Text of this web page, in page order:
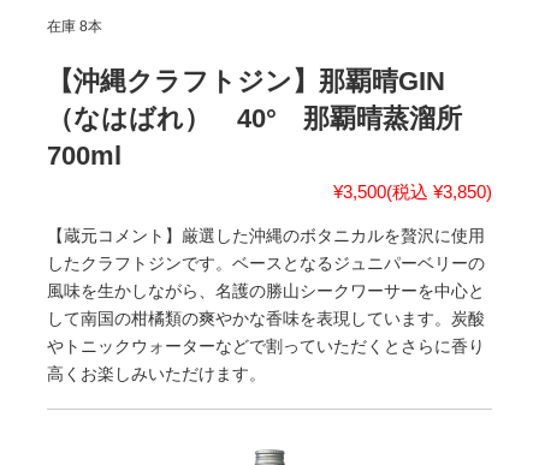
在庫 8本
【沖縄クラフトジン】那覇晴GIN
（なはばれ） 40° 那覇晴蒸溜所
700ml
¥3,500(税込 ¥3,850)
【蔵元コメント】厳選した沖縄のボタニカルを贅沢に使用
したクラフトジンです。ベースとなるジュニパーベリーの
風味を生かしながら、名護の勝山シークワーサーを中心と
して南国の柑橘類の爽やかな香味を表現しています。炭酸
やトニックウォーターなどで割っていただくとさらに香り
高くお楽しみいただけます。